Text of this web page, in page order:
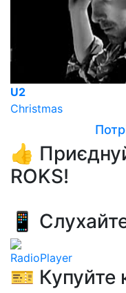
U2
Christmas
👍
ROKS!
📱
RadioPlayer
🎫 Купуйте